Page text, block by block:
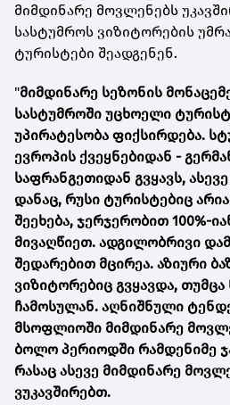
მიმდინარე მოვლენებს
სასტუმროს ვიზიტორების
ტურისტები შეადგენენ.
"მიმდინარე სეზონის
სასტუმროში უცხოელი
უპირატესობა ფიქსირდება.
ევროპის ქვეყნებიდან -
საფრანგეთიდან გვყავს,
დანაც, რუსი ტურისტებიც
შეეხება, ჯერჯერობით 100%-
მივაღწიეთ. ადგილობრივი
შედარებით მცირეა. აზიური
ვიზიტორებიც გვყავდა,
ჩამოსულან. აღნიშნული
მსოფლიოში მიმდინარე
ბოლო პერიოდში რამდენიმე
რასაც ასევე მიმდინარე
ვუკავშირებთ.